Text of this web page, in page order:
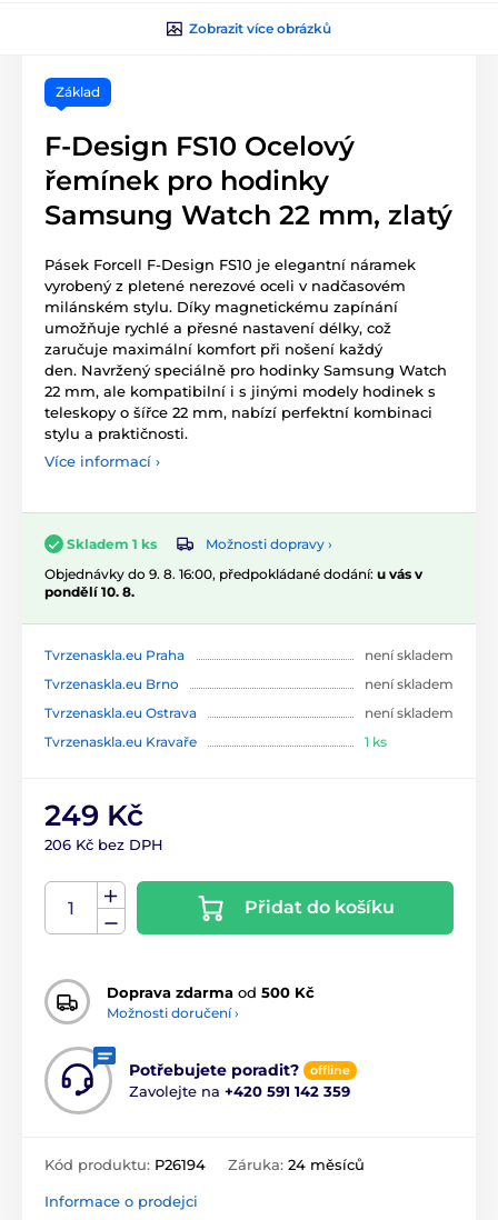
Zobrazit více obrázků
Základ
F-Design FS10 Ocelový
řemínek pro hodinky
Samsung Watch 22 mm, zlatý
Pásek Forcell F-Design FS10 je elegantní náramek
vyrobený z pletené nerezové oceli v nadčasovém
milánském stylu. Díky magnetickému zapínání
umožňuje rychlé a přesné nastavení délky, což
zaručuje maximální komfort při nošení každý
den. Navržený speciálně pro hodinky Samsung Watch
22 mm, ale kompatibilní i s jinými modely hodinek s
teleskopy o šířce 22 mm, nabízí perfektní kombinaci
stylu a praktičnosti.
Více informací ›
Skladem 1 ks
Možnosti dopravy ›
Objednávky do 9. 8. 16:00, předpokládané dodání: u vás v
pondělí 10. 8.
Tvrzenaskla.eu Praha
není skladem
Tvrzenaskla.eu Brno
není skladem
Tvrzenaskla.eu Ostrava
není skladem
Tvrzenaskla.eu Kravaře
1 ks
249 Kč
206 Kč bez DPH
Přidat do košíku
Doprava zdarma od 500 Kč
Možnosti doručení ›
Potřebujete poradit? offline
Zavolejte na +420 591 142 359
Kód produktu: P26194 Záruka: 24 měsíců
Informace o prodejci